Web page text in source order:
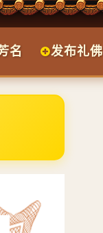
名 发布礼佛